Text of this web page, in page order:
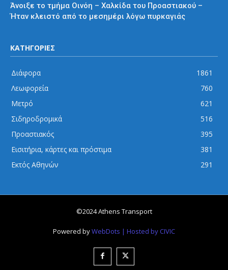
Άνοιξε το τμήμα Οινόη – Χαλκίδα του Προαστιακού –
Ήταν κλειστό από το μεσημέρι λόγω πυρκαγιάς
ΚΑΤΗΓΟΡΙΕΣ
Διάφορα
1861
Λεωφορεία
760
Μετρό
621
Σιδηροδρομικά
516
Προαστιακός
395
Εισιτήρια, κάρτες και πρόστιμα
381
Εκτός Αθηνών
291
©2024 Athens Transport
Powered byWebDots | Hosted by CIVIC